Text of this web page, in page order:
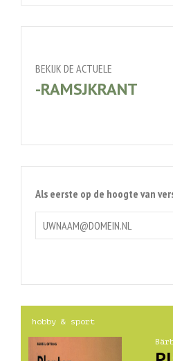
BEKIJK DE ACTUELE
-RAMSJKRANT
Als eerste op de hoogte van
hobby & sport